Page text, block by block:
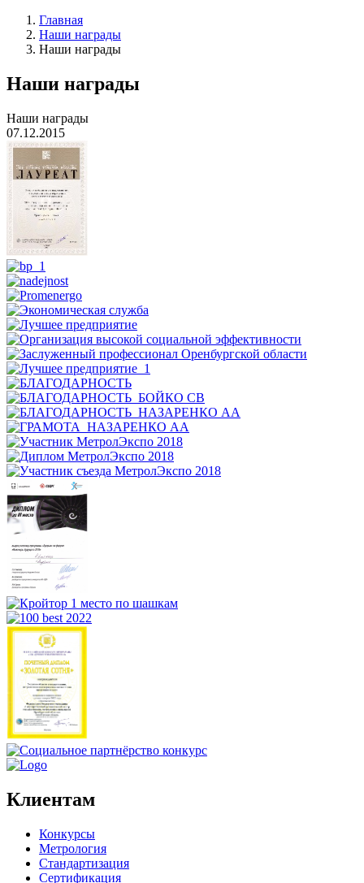
Главная
Наши награды
Наши награды
Наши награды
Наши награды
07.12.2015
Клиентам
Конкурсы
Метрология
Стандартизация
Сертификация